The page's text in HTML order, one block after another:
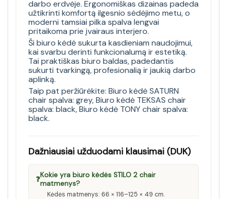
darbo erdvėje. Ergonomiškas dizainas padeda
užtikrinti komfortą ilgesnio sėdėjimo metu, o
moderni tamsiai pilka spalva lengvai
pritaikoma prie įvairaus interjero.
Ši biuro kėdė sukurta kasdieniam naudojimui,
kai svarbu derinti funkcionalumą ir estetiką.
Tai praktiškas biuro baldas, padedantis
sukurti tvarkingą, profesionalią ir jaukią darbo
aplinką.
Taip pat peržiūrėkite: Biuro kėdė SATURN
chair spalva: grey,Biuro kėdė TEKSAS chair
spalva: black,Biuro kėdė TONY chair spalva:
black.
Dažniausiai užduodami klausimai (DUK)
❓Kokie yra biuro kėdės STILO 2 chair
matmenys?
Kėdės matmenys: 66 × 116–125 × 49 cm.